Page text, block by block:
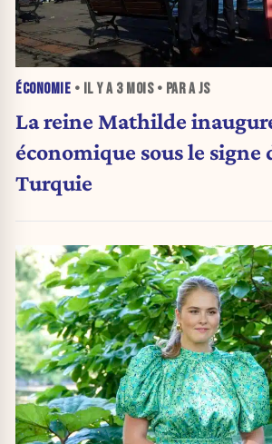
ÉCONOMIE • IL Y A 3 MOIS• PAR A JS
La reine Mathilde
économique sous le signe
Turquie